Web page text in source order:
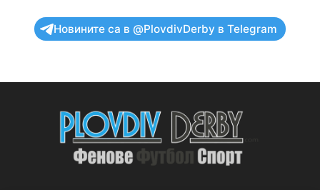
Новините са в @PlovdivDerby в Telegram